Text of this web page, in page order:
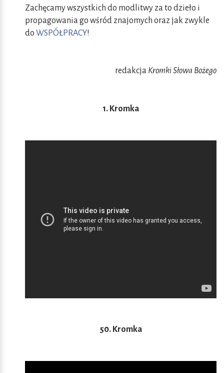
Zachęcamy wszystkich do modlitwy za to dzieło i
propagowania go wśród znajomych oraz jak zwykle
do WSPÓŁPRACY!
redakcja Kromki Słowa Bożego
1. Kromka
50. Kromka